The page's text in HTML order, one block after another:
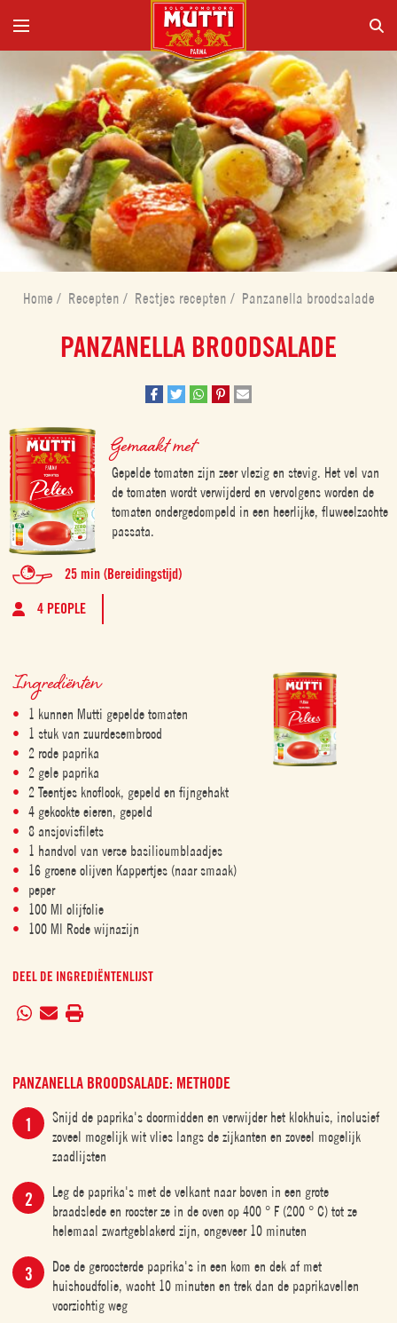
Home / Recepten / Restjes recepten / Panzanella broodsalade
PANZANELLA BROODSALADE
Gemaakt met
Gepelde tomaten zijn zeer vlezig en stevig. Het vel van
de tomaten wordt verwijderd en vervolgens worden de
tomaten ondergedompeld in een heerlijke, fluweelzachte
passata.
25 min (Bereidingstijd)
4 PEOPLE
Ingrediënten
1 kunnen Mutti gepelde tomaten
1 stuk van zuurdesembrood
2 rode paprika
2 gele paprika
2 Teentjes knoflook, gepeld en fijngehakt
4 gekookte eieren, gepeld
8 ansjovisfilets
1 handvol van verse basilicumblaadjes
16 groene olijven Kappertjes (naar smaak)
peper
100 Ml olijfolie
100 Ml Rode wijnazijn
DEEL DE INGREDIËNTENLIJST
PANZANELLA BROODSALADE: METHODE
Snijd de paprika's doormidden en verwijder het klokhuis, inclusief
zoveel mogelijk wit vlies langs de zijkanten en zoveel mogelijk
zaadlijsten
Leg de paprika's met de velkant naar boven in een grote
braadslede en rooster ze in de oven op 400 ° F (200 ° C) tot ze
helemaal zwartgeblakerd zijn, ongeveer 10 minuten
Doe de geroosterde paprika's in een kom en dek af met
huishoudfolie, wacht 10 minuten en trek dan de paprikavellen
voorzichtig weg